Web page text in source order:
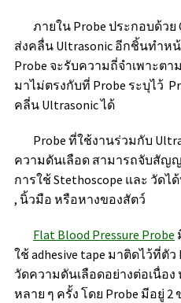
ภายใน Probe ประกอบด้วย
ส่งคลื่น Ultrasonic อีกชิ้นทำ
Probe จะรับความถี่จำเพาะต
มาไม่ตรงกับที่ Probe ระบุไว้
คลี่น Ultrasonic ได้
Probe ที่ใช้งานร่วมกับ
ความดันเลือด สามารถจับสัญ
การใช้ Stethoscope และ วัด
, นิ้วมือ หรือหางของสัตว์
Flat Blood Pressure Probe
ใช้ adhesive tape มาติดไว้ที่ตั
วัดความดันเลือดอย่างต่อเนื่อ
หลาย ๆ ครั้ง โดย Probe มีอยู่ 2